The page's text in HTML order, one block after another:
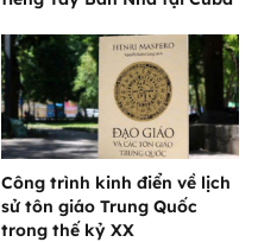
Công trình kinh điển về lịch
sử tôn giáo Trung Quốc
trong thế kỷ XX